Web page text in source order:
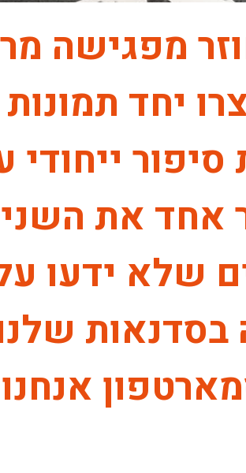
מפגישה
יחד תמונות
ייחודי
אחד את
שלא ידעו
בסדנאות
אנחנו